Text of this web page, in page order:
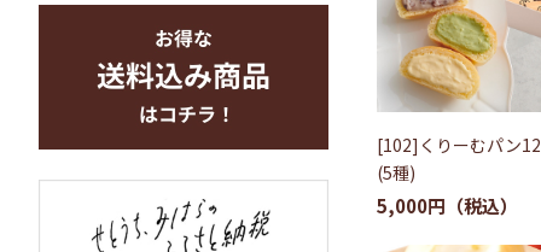
[102]くりーむパン
(5種)
5,000円